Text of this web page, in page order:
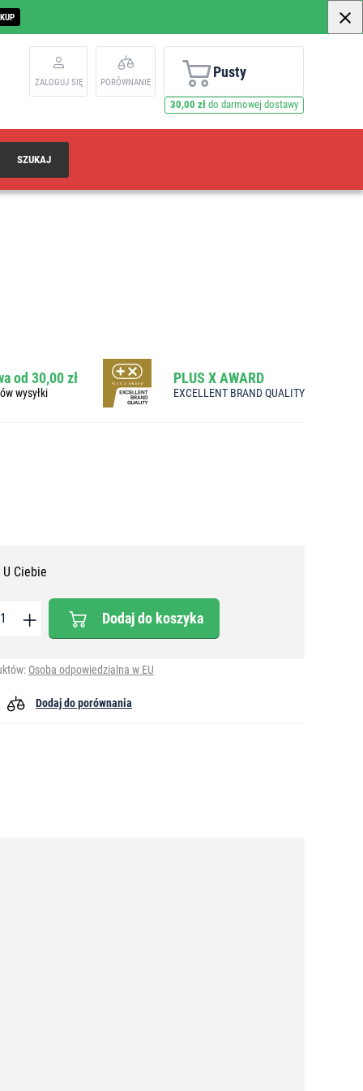
ZALOGUJ SIĘ PORÓWNANIE
Pusty
30,00 złdo darmowej dostawy
SZUKAJ
od 30,00 zł
wysyłki
PLUS X AWARD
EXCELLENT BRAND QUALITY
Ciebie
Dodaj do koszyka
Osoba odpowiedzialna w EU
Dodaj do porównania